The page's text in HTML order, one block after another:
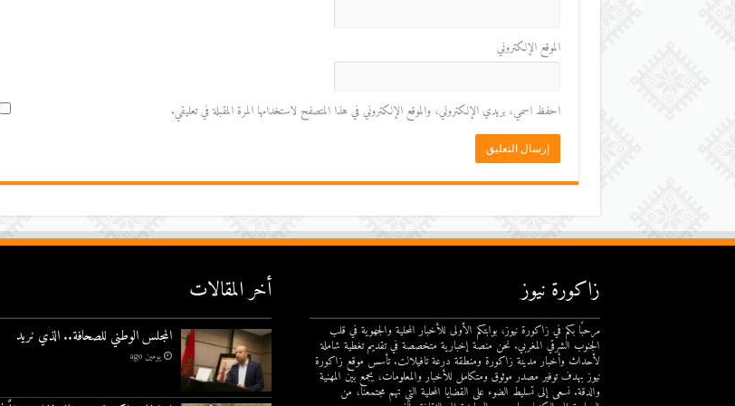
الموقع الإلكتروني
احفظ اسمي، بريدي الإلكتروني، والموقع الإلكتروني في هذا المتصفح لاستخدامها المرة المقبلة في تعليقي.
زاكورة نيوز
مرحبًا بكم في زاكورة نيوز، بوابتكم الأولى للأخبار المحلية والجهوية في قلب
الجنوب الشرقي المغربي. نحن منصة إخبارية متخصصة في تقديم تغطية شاملة
لأحداث وأخبار مدينة زاكورة ومنطقة درعة تافيلالت. تأسس موقع زاكورة
نيوز بهدف توفير مصدر موثوق ومتكامل للأخبار والمعلومات، يجمع بين المهنية
والدقة. نسعى إلى تسليط الضوء على القضايا المحلية التي تهم مجتمعنا، من
أخر المقالات
المجلس الوطني للصحافة.. الذي نريد
يومين ago